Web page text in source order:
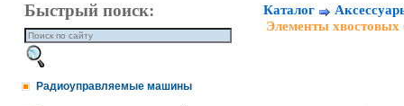
Быстрый поиск:
Радиоуправляемые машины
Каталог
Элементы хвостовых